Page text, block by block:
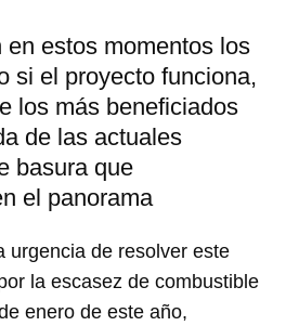
en estos momentos los
si el proyecto funciona,
los más beneficiados
de las actuales
basura que
el panorama
urgencia de resolver este
la escasez de combustible
enero de este año,